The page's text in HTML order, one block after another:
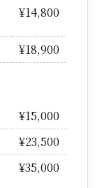
¥14,800
¥18,900
¥15,000
¥23,500
¥35,000